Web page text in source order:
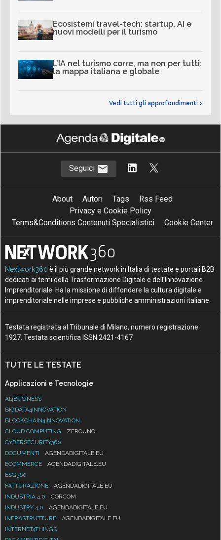
Ecosistemi travel-tech: startup, AI e
nuovi modelli per il turismo
L’IA nel turismo corre, ma non per tutti:
la mappa italiana e globale
Vedi tutti gli approfondimenti >
Seguici
About Autori Tags
Rss Feed
Privacy e Cookie Policy
Terms&Conditions Contenuti Specialistici
Cookie Center
Nextwork360 è il più grande network in Italia di testate e portali B2B
dedicati ai temi della Trasformazione Digitale e dell’Innovazione
Imprenditoriale. Ha la missione di diffondere la cultura digitale e
imprenditoriale nelle imprese e pubbliche amministrazioni italiane.
Testata registrata al Tribunale di Milano, numero registrazione
1927. Testata scientifica ISSN 2421-4167
TUTTE LE TESTATE
Applicazioni e Tecnologie
AI4BUSINESS
BIGDATA4INNOVATION
BLOCKCHAIN4INNOVATION
CLOUD COMPUTING
ZEROUNO
CYBERSECURITY360
DOCUMENTI
AGENDADIGITALE.EU
ECOMMERCE
AGENDADIGITALE.EU
ESG360
FATTURAZIONE
AGENDADIGITALE.EU
INDUSTRIA 4.0
CORCOM
INDUSTRY 4.0
AGENDADIGITALE.EU
INFRASTRUTTURE
AGENDADIGITALE.EU
INTERNET4THINGS